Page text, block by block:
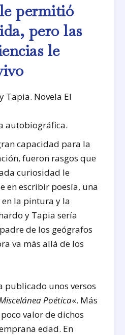
permitió
pero las
le
autobiográfica.
capacidad para la
fueron rasgos que
curiosidad le
en escribir poesía, una
la pintura y la
y Tapia sería
de los geógrafos
va más allá de los
publicado unos versos
Poética«. Más
valor de dichos
edad. En